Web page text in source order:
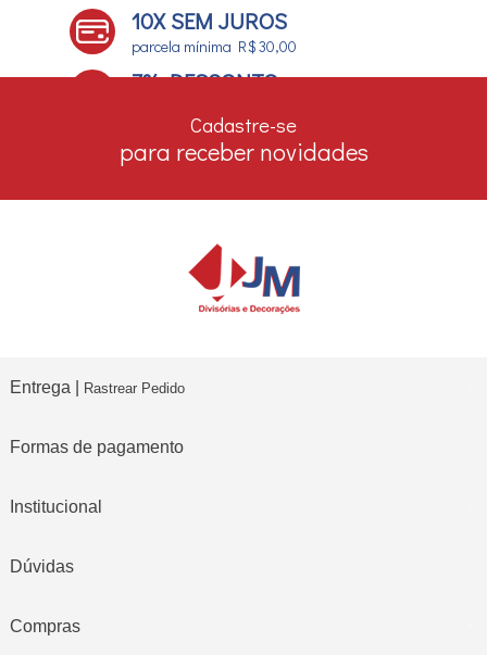
10X SEM JUROS
parcela mínima R$ 30,00
7% DESCONTO
Cadastre-se
para receber novidades
Entrega | Rastrear Pedido
Formas de pagamento
Institucional
Dúvidas
Compras